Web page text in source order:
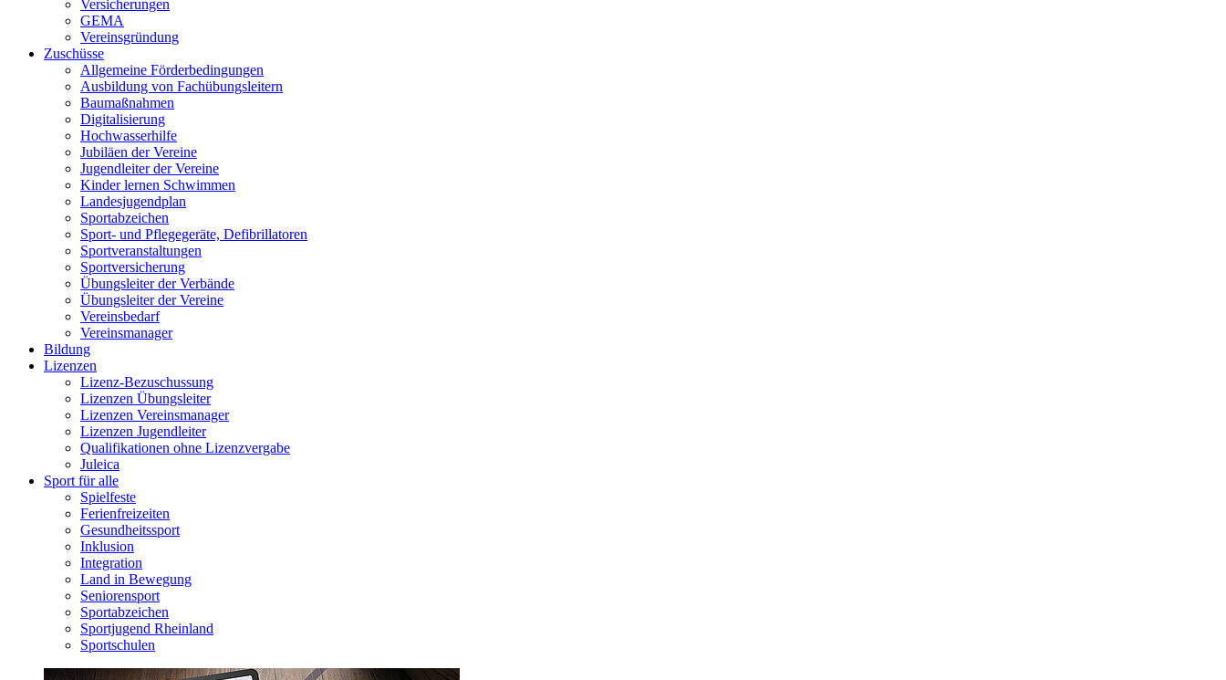
Versicherungen
GEMA
Vereinsgründung
Zuschüsse
Allgemeine Förderbedingungen
Ausbildung von Fachübungsleitern
Baumaßnahmen
Digitalisierung
Hochwasserhilfe
Jubiläen der Vereine
Jugendleiter der Vereine
Kinder lernen Schwimmen
Landesjugendplan
Sportabzeichen
Sport- und Pflegegeräte, Defibrillatoren
Sportveranstaltungen
Sportversicherung
Übungsleiter der Verbände
Übungsleiter der Vereine
Vereinsbedarf
Vereinsmanager
Bildung
Lizenzen
Lizenz-Bezuschussung
Lizenzen Übungsleiter
Lizenzen Vereinsmanager
Lizenzen Jugendleiter
Qualifikationen ohne Lizenzvergabe
Juleica
Sport für alle
Spielfeste
Ferienfreizeiten
Gesundheitssport
Inklusion
Integration
Land in Bewegung
Seniorensport
Sportabzeichen
Sportjugend Rheinland
Sportschulen